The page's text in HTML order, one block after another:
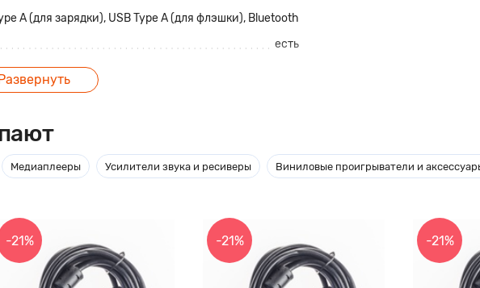
A (для зарядки), USB Type A (для флэшки), Bluetooth
есть
356x551x352мм
9700гр
устраивать вечеринки как в больших залах,
Медиаплееры Усилители звука и ресиверы Виниловые проигрыватели и
-21% -21% -21%